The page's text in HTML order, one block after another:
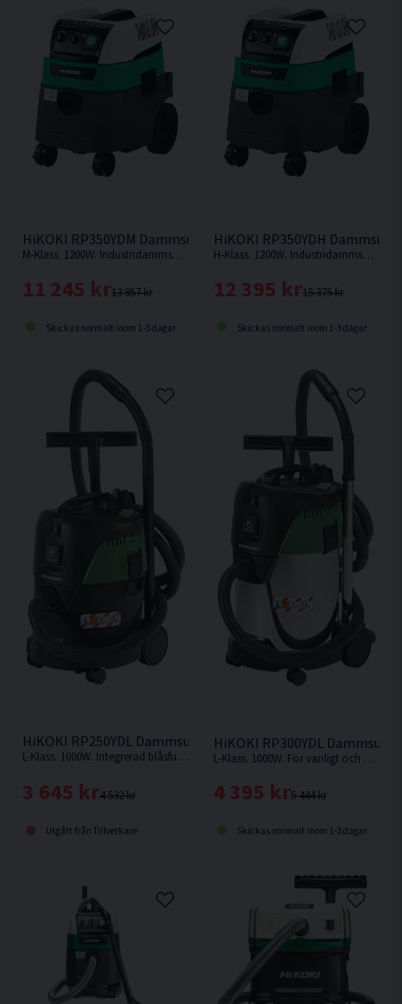
Ljudtrycksosäkerhet K dB(A) 2
Frekvens 50/60 Hz
Längd kabel 8m
Automatisk filterrengöring Ja
HiKOKI RP350YDM Dammsugare Våt/torr (1200W)
M-Klass. 1200W. Industridammsugare med kapacitet på 25 liter torr smuts och 22 liter våt smuts.
13 957 kr
11 245 kr
Skickas normalt inom 1-3 dagar
HiKOKI RP350YDH
H-Klass. 1200W. Industridammsugare med kapacitet på 25 liter torr smuts och 22 liter våt smuts.
15 375 kr
12 395 kr
Skickas normalt inom 1-3 dagar
HiKOKI RP250YDL Dammsugare Våt/torr (1000W)
L-Klass. 1000W. Integrerad blåsfunktion för utblåsning, torkning, utluftning.
4 532 kr
3 645 kr
Utgått från Tillverkare
HiKOKI RP300YDL
L-Klass. 1000W. För vanligt och ofarligt damm, som hushållsdamm och jord.
5 444 kr
4 395 kr
Skickas normalt inom 1-3 dagar